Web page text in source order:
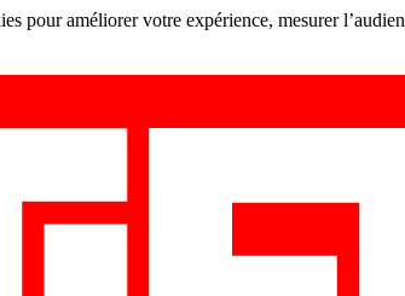
pour améliorer votre expérience, mesurer